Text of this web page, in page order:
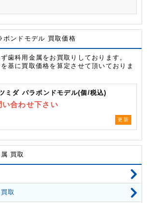
ボンドモデル 買取価格
歯科用金属をお買取りしております。
基に買取価格を算定させて頂いておりま
ミダ パラボンドモデル(個/税込)
い合わせ下さい
更新
買取
取